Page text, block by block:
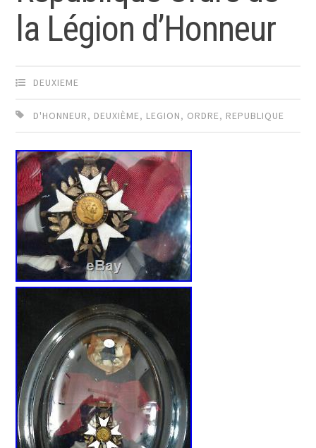
la Légion d’Honneur
DEUXIEME
D'HONNEUR, DEUXIÈME, LEGION, ORDRE, REPUBLIQUE